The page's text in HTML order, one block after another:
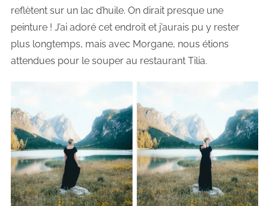
reflètent sur un lac d’huile. On dirait presque une
peinture ! J’ai adoré cet endroit et j’aurais pu y rester
plus longtemps, mais avec Morgane, nous étions
attendues pour le souper au restaurant Tilia.